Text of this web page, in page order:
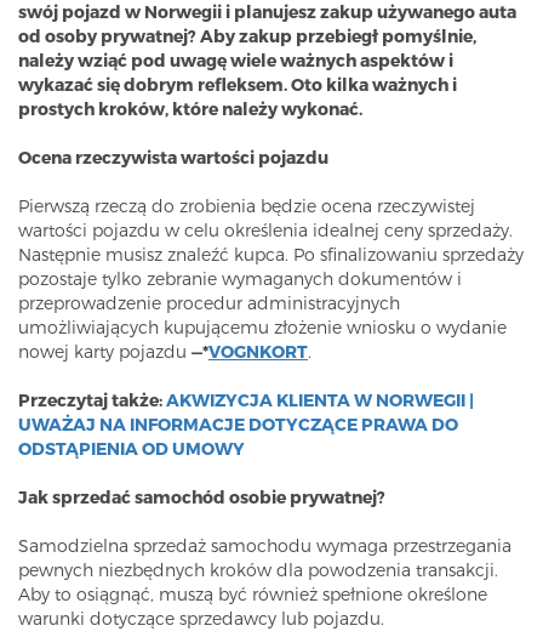
swój pojazd w Norwegii i planujesz zakup używanego auta
od osoby prywatnej? Aby zakup przebiegł pomyślnie,
należy wziąć pod uwagę wiele ważnych aspektów i
wykazać się dobrym refleksem. Oto kilka ważnych i
prostych kroków, które należy wykonać.
Ocena rzeczywista wartości pojazdu
Pierwszą rzeczą do zrobienia będzie ocena rzeczywistej
wartości pojazdu w celu określenia idealnej ceny sprzedaży.
Następnie musisz znaleźć kupca. Po sfinalizowaniu sprzedaży
pozostaje tylko zebranie wymaganych dokumentów i
przeprowadzenie procedur administracyjnych
umożliwiających kupującemu złożenie wniosku o wydanie
nowej karty pojazdu —*VOGNKORT.
Przeczytaj także:AKWIZYCJA KLIENTA W NORWEGII |
UWAŻAJ NA INFORMACJE DOTYCZĄCE PRAWA DO
ODSTĄPIENIA OD UMOWY
Jak sprzedać samochód osobie prywatnej?
Samodzielna sprzedaż samochodu wymaga przestrzegania
pewnych niezbędnych kroków dla powodzenia transakcji.
Aby to osiągnąć, muszą być również spełnione określone
warunki dotyczące sprzedawcy lub pojazdu.